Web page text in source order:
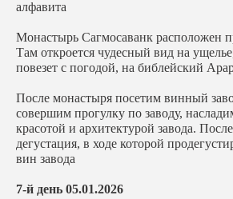
алфавита
Монастырь Сагмосаванк расположен
Там откроется чудесный вид на
повезет с погодой, на библейский
После монастыря посетим винный
совершим прогулку по заводу,
красотой и архитектурой завода.
дегустация, в ходе которой
вин завода
7-й день 05.01.2026